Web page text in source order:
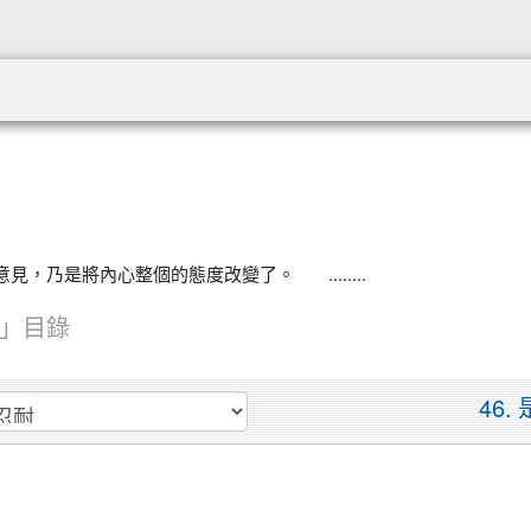
見，乃是將內心整個的態度改變了。 ........
目錄
46.